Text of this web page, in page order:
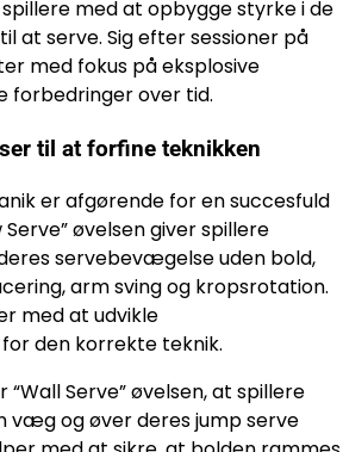
med at opbygge styrke i de
at serve. Sig efter sessioner på
med fokus på eksplosive
forbedringer over tid.
til at forfine teknikken
er afgørende for en succesfuld
Serve” øvelsen giver spillere
servebevægelse uden bold,
arm sving og kropsrotation.
med at udvikle
den korrekte teknik.
Serve” øvelsen, at spillere
væg og øver deres jump serve